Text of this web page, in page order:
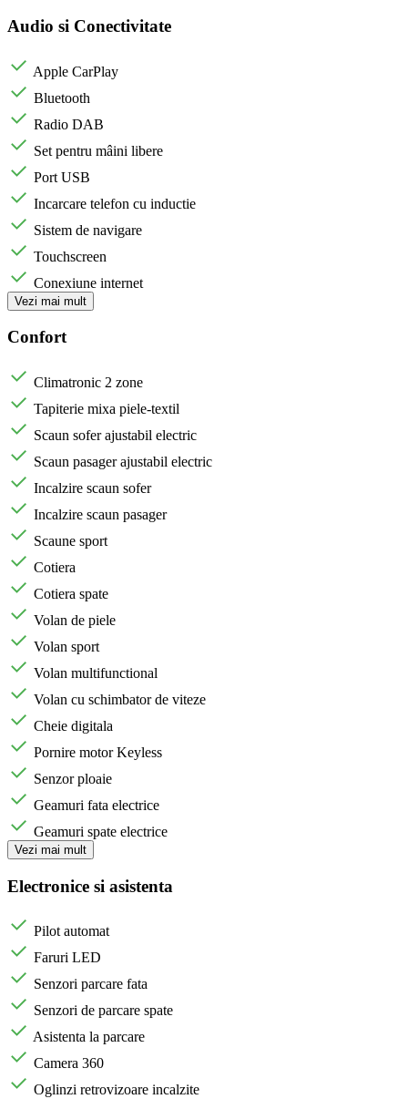
Audio si Conectivitate
Apple CarPlay
Bluetooth
Radio DAB
Set pentru mâini libere
Port USB
Incarcare telefon cu inductie
Sistem de navigare
Touchscreen
Conexiune internet
Vezi mai mult
Confort
Climatronic 2 zone
Tapiterie mixa piele-textil
Scaun sofer ajustabil electric
Scaun pasager ajustabil electric
Incalzire scaun sofer
Incalzire scaun pasager
Scaune sport
Cotiera
Cotiera spate
Volan de piele
Volan sport
Volan multifunctional
Volan cu schimbator de viteze
Cheie digitala
Pornire motor Keyless
Senzor ploaie
Geamuri fata electrice
Geamuri spate electrice
Vezi mai mult
Electronice si asistenta
Pilot automat
Faruri LED
Senzori parcare fata
Senzori de parcare spate
Asistenta la parcare
Camera 360
Oglinzi retrovizoare incalzite